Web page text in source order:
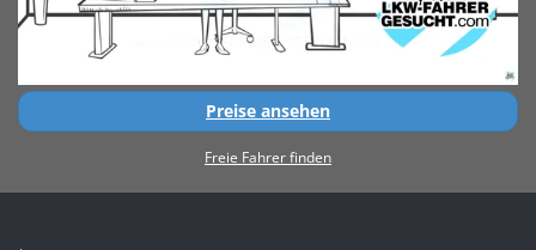
Preise ansehen
Freie Fahrer finden